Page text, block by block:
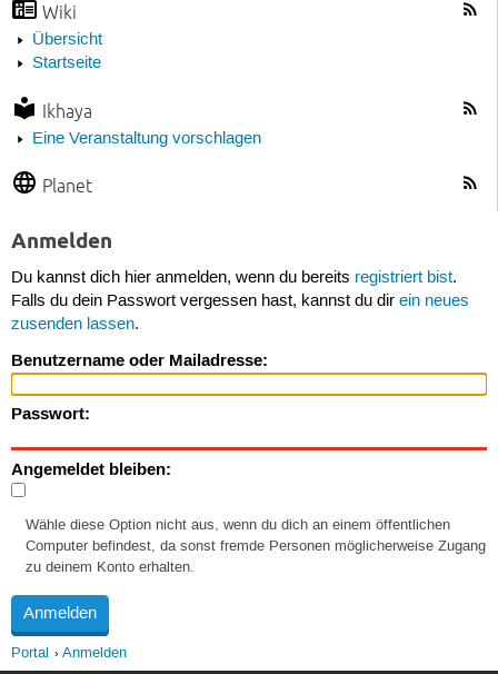
Wiki
Übersicht
Startseite
Ikhaya
Eine Veranstaltung vorschlagen
Planet
Anmelden
Du kannst dich hier anmelden, wenn du bereits registriert bist.
Falls du dein Passwort vergessen hast, kannst du dir ein neues
zusenden lassen.
Benutzername oder Mailadresse:
Passwort:
Angemeldet bleiben:
Wähle diese Option nicht aus, wenn du dich an einem öffentlichen
Computer befindest, da sonst fremde Personen möglicherweise Zugang
zu deinem Konto erhalten.
Portal Anmelden